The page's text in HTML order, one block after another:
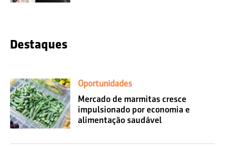
Destaques
Oportunidades
Mercado de marmitas cresce
impulsionado por economia e
alimentação saudável